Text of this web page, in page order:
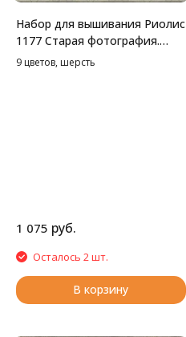
Набор для вышивания Риолис
1177 Старая фотография.
Жук, 38*26 см
9 цветов, шерсть
1 075 руб.
Осталось 2 шт.
В корзину